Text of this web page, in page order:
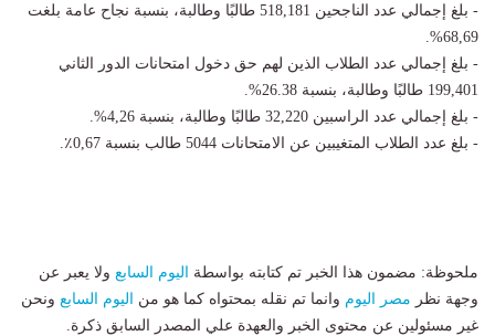
- بلغ إجمالي عدد الناجحين 518,181 طالبًا وطالبة، بنسبة نجاح عامة بلغت
68,69%.
- بلغ إجمالي عدد الطلاب الذين لهم حق دخول امتحانات الدور الثاني
199,401 طالبًا وطالبة، بنسبة 26.38%.
- بلغ إجمالي عدد الراسبين 32,220 طالبًا وطالبة، بنسبة 4,26%.
- بلغ عدد الطلاب المتغيبين عن الامتحانات 5044 طالب بنسبة 0,67٪.
ملحوظة: مضمون هذا الخبر تم كتابته بواسطة اليوم السابع ولا يعبر عن
وجهة نظر مصر اليوم وانما تم نقله بمحتواه كما هو من اليوم السابع ونحن
غير مسئولين عن محتوى الخبر والعهدة علي المصدر السابق ذكرة.